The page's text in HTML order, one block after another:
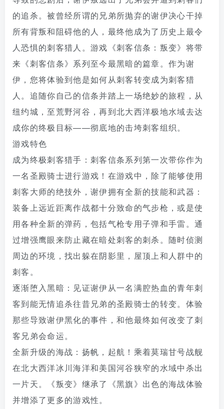
的追杀。被曾经所谓的兄弟所抛弃的谢伊决心干掉
所有背叛和阻碍他的人，最终他成为了历史上最令
人恐惧的刺客猎人。游戏《刺客信条：叛变》将带
来《刺客信条》系列至今最黑暗的篇章。作为谢
伊，您将体验到他是如何从刺客转变成为刺客猎
人。追随你自己的信条并踏上一场绝妙的旅程，从
纽约城，至荒野河谷，再到北大西洋极地水域去达
成你的终极目标——彻底地的击垮刺客组织。
游戏特色
成为终极刺客猎手：刺客信条系列第一次带你作为
一名圣殿骑士进行游戏！在游戏中，除了能够使用
刺客大师的绝技外，谢伊拥有全新的技能和武器：
装备上远近距离作战都十分致命的气步枪，或是使
用各种全新的弹药，包括气枪专用子弹和手雷。通
过增强鹰眼来防止藏在暗处刺客的刺杀。随时侦测
周边的环境，找出躲在阴影里，屋顶上和人群中的
刺客。
逐渐堕入黑暗：见证谢伊从一名满腔热血的青年刺
客到能无情追杀往昔兄弟的圣殿骑士的转变。体验
那些导致谢伊黑化的事件，和他最终如何改变了刺
客兄弟会命运。
全新升级的海战：扬帆，起航！乘着莫瑞甘号战舰
在北大西洋冰川海洋和美国河谷狭窄的水域中杀出
一片天。《叛变》继承了《黑旗》出色的海战体验
并增添了更多的游戏性。